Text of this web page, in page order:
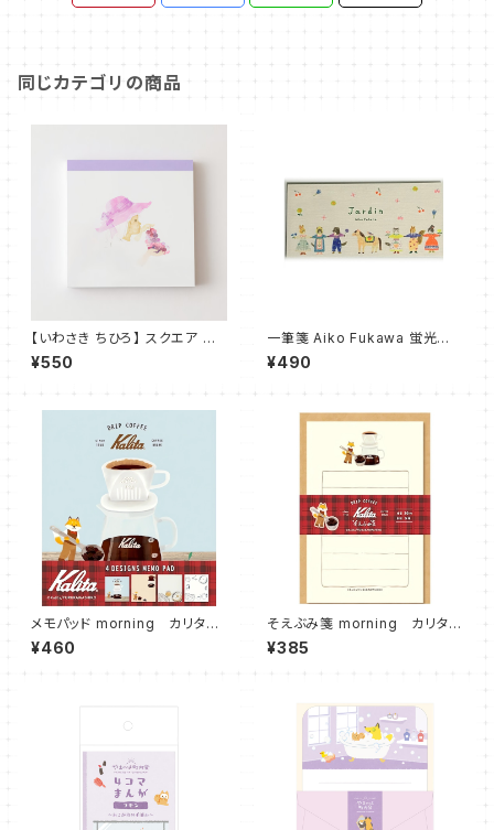
同じカテゴリの商品
【いわさき ちひろ】 スクエア メ
モパッド
¥550
一筆箋 Aiko Fukawa 蛍光色
使用 Jardin 美濃和紙
¥490
メモパッド morning カリタ×
古川紙工 キツネ
¥460
そえぶみ箋 morning カリタ×
古川紙工 キツネ
¥385